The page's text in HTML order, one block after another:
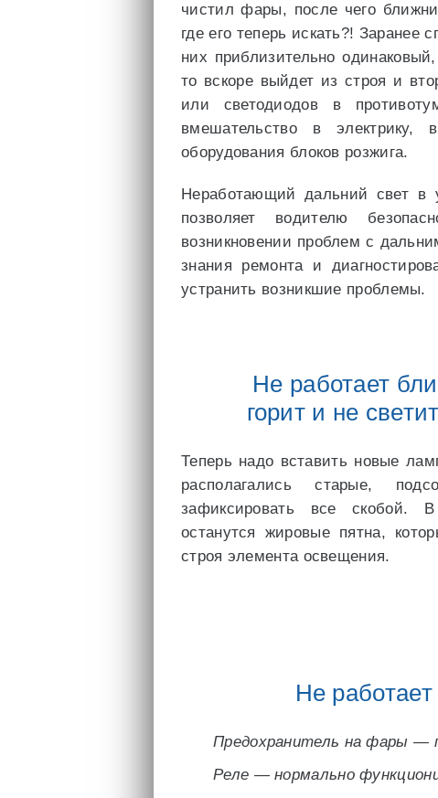
чистил фары, после чего
где его теперь искать?! Заранее
них приблизительно
то вскоре выйдет из строя и
или светодиодов в
вмешательство в электрику,
оборудования блоков розжига.
Неработающий дальний свет в
позволяет водителю
возникновении проблем с
знания ремонта и
устранить возникшие проблемы.
Не работает
горит и не
Теперь надо вставить новые
располагались старые,
зафиксировать все скобой.
останутся жировые пятна,
строя элемента освещения.
Не
Предохранитель на фары —
Реле — нормально